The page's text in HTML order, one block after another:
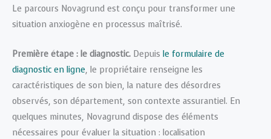
Le parcours Novagrund est conçu pour transformer une
situation anxiogène en processus maîtrisé.
Première étape : le diagnostic. Depuis le formulaire de
diagnostic en ligne, le propriétaire renseigne les
caractéristiques de son bien, la nature des désordres
observés, son département, son contexte assurantiel. En
quelques minutes, Novagrund dispose des éléments
nécessaires pour évaluer la situation : localisation